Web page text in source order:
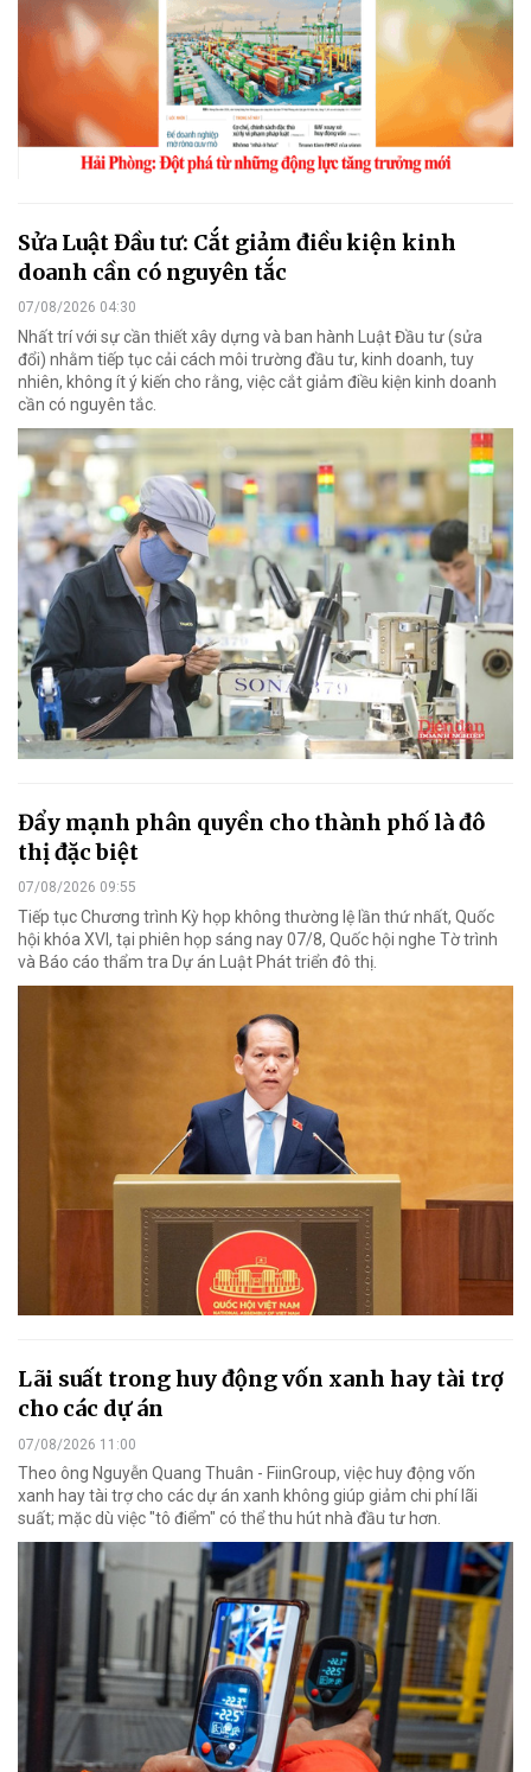
Sửa Luật Đầu tư: Cắt giảm điều kiện kinh
doanh cần có nguyên tắc
07/08/2026 04:30
Nhất trí với sự cần thiết xây dựng và ban hành Luật Đầu tư (sửa
đổi) nhằm tiếp tục cải cách môi trường đầu tư, kinh doanh, tuy
nhiên, không ít ý kiến cho rằng, việc cắt giảm điều kiện kinh doanh
cần có nguyên tắc.
Đẩy mạnh phân quyền cho thành phố là đô
thị đặc biệt
07/08/2026 09:55
Tiếp tục Chương trình Kỳ họp không thường lệ lần thứ nhất, Quốc
hội khóa XVI, tại phiên họp sáng nay 07/8, Quốc hội nghe Tờ trình
và Báo cáo thẩm tra Dự án Luật Phát triển đô thị.
Lãi suất trong huy động vốn xanh hay tài trợ
cho các dự án
07/08/2026 11:00
Theo ông Nguyễn Quang Thuân - FiinGroup, việc huy động vốn
xanh hay tài trợ cho các dự án xanh không giúp giảm chi phí lãi
suất; mặc dù việc "tô điểm" có thể thu hút nhà đầu tư hơn.